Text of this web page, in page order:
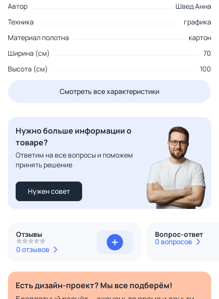
Автор
Швед Анна
Техника
графика
Материал полотна
картон
Ширина (см)
70
Высота (см)
100
Смотреть все характеристики
Нужно больше информации о
товаре?
Ответим на все вопросы и поможем
принять решение
Нужен совет
Отзывы
0 отзывов
Вопрос-ответ
0 вопросов
Есть дизайн-проект? Мы все подберём!